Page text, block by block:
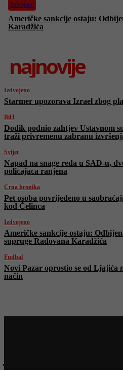
Izdvojeno
Američke sankcije ostaju:
Karadžića
najnovije
Izdvojeno
Starmer upozorava Izrael zbog
BiH
Dodik podnio zahtjev Ustavnom
traži privremenu zabranu
Svijet
Napad na snage reda u SAD-u,
policajaca ranjena
Crna hronika
Pet osoba povrijeđeno u
kod Čelinca
Izdvojeno
Američke sankcije ostaju:
supruge Radovana Karadžića
Fudbal
Novi Pazar oprostio se od Ljajića
način